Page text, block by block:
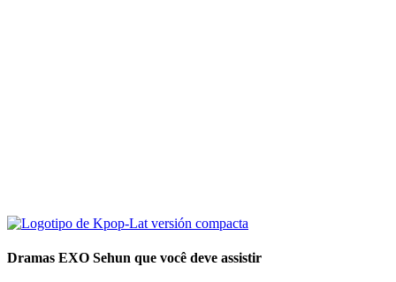
Dramas EXO Sehun que você deve assistir